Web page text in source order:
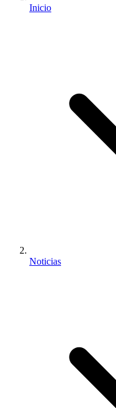
Inicio
Noticias